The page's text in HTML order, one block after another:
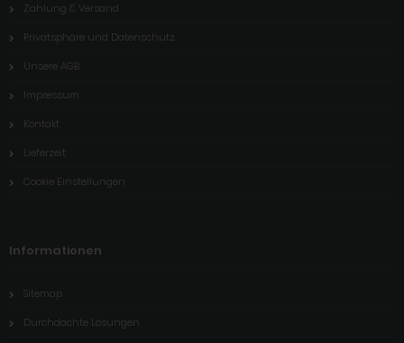
Zahlung & Versand
Privatsphäre und Datenschutz
Unsere AGB
Impressum
Kontakt
Lieferzeit
Cookie Einstellungen
Informationen
Sitemap
Durchdachte Lösungen